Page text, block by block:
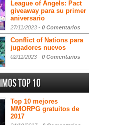
League of Angels: Pact
giveaway para su primer
aniversario
27/11/2023 - 0 Comentarios
Conflict of Nations para
jugadores nuevos
02/11/2023 - 0 Comentarios
Top 10
Top 10 mejores
MMORPG gratuitos de
2017